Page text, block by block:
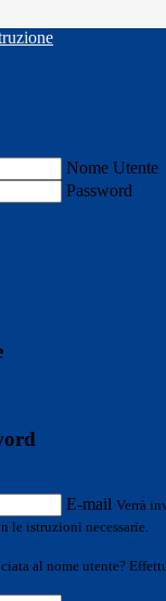
Nome Utente
Password
E-mail Verrà
le istruzioni necessarie.
al nome utente?